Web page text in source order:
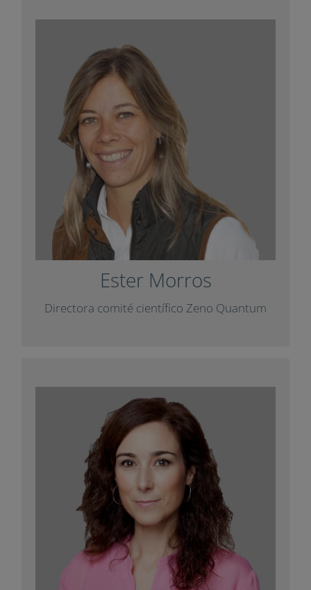
Ester Morros
Directora comité científico Zeno Quantum
Ester Morros
Directora del comité científico y gerente de
formación y comunicación de
Zeno
, compañía que apuesta por
blended
. Máster en Recursos
Humanos de las organizaciones.
Ha colaborado con
Impuls
con un artículo
para la revista
Diàlegs
Sílvia Planella
Ingeniera Técnica y Arquitecta Técnica.
Ofrece sus servicios profesionales bajo la
marca
Enginy
Consultoria
.
Ha colaborado con
Impuls
con un artículo
para la revista
Diàlegs
¿Quieres recibir nuestro newsletter?
Nombre y Apellidos*
Correo electrónico*
Acepto la Política de Privacidad
Acepto recibir el boletín informativo de Impuls Educació